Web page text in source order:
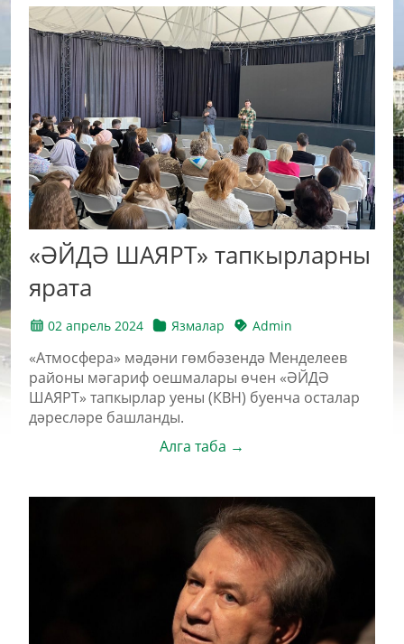
«ӘЙДӘ ШАЯРТ» тапкырларны
ярата
02 апрель 2024 Язмалар Admin
«Атмосфера» мәдәни гөмбәзендә Менделеев
районы мәгариф оешмалары өчен «ӘЙДӘ
ШАЯРТ» тапкырлар уены (КВН) буенча осталар
дәресләре башланды.
Алга таба →